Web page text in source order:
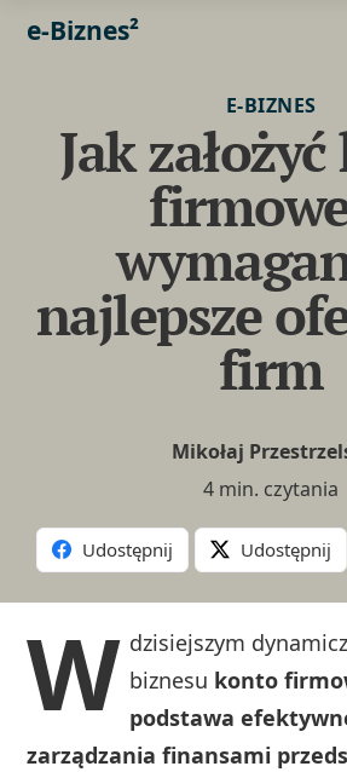
e-Biznes²
E-BIZNES
Jak
najlepsze
firm
Mikołaj
4 min. czytania
Udostępnij Udostępnij
W dzisiejszym
biznesu konto
podstawa
zarządzania finansami